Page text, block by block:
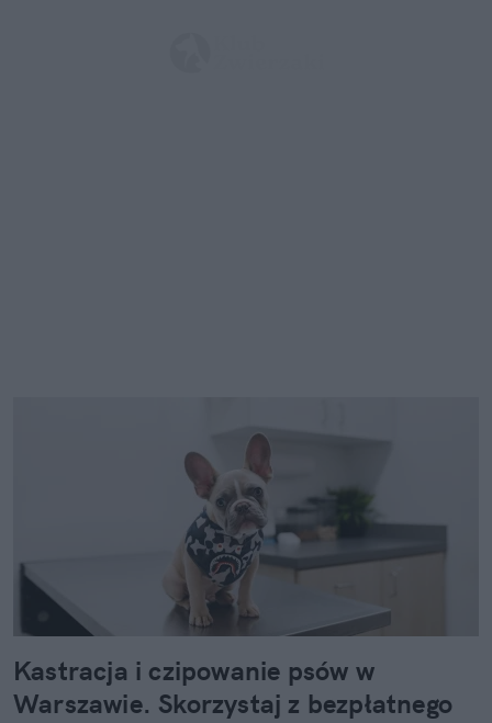
Kastracja i czipowanie psów w
Warszawie. Skorzystaj z bezpłatnego